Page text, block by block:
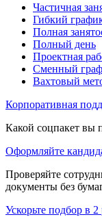
Частичная
Гибкий
Полная
Полный день
Проектная
Сменный
Вахтовый
Корпоративная
Какой соцпакет вы
Оформляйте
Проверяйте
документы без
Ускорьте подбор в 2